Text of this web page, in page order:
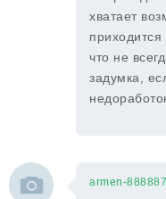
хватает
приходится
что не
задумка,
armen-